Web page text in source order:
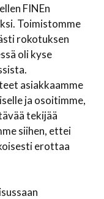
FINEn
Toimistomme
rokotuksen
oli kyse
asiakkaamme
ja osoitimme,
tekijää
siihen, ettei
erottaa